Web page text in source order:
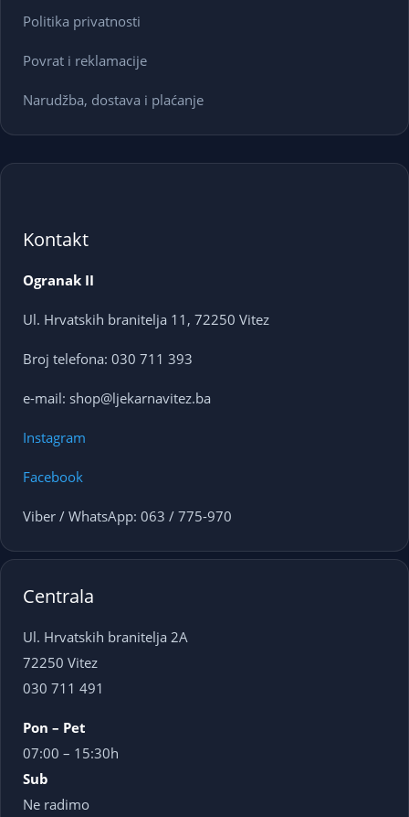
Politika privatnosti
Povrat i reklamacije
Narudžba, dostava i plaćanje
Kontakt
Ogranak II
Ul. Hrvatskih branitelja 11, 72250 Vitez
Broj telefona: 030 711 393
e-mail: shop@ljekarnavitez.ba
Instagram
Facebook
Viber / WhatsApp: 063 / 775-970
Centrala
Ul. Hrvatskih branitelja 2A
72250 Vitez
030 711 491
Pon – Pet
07:00 – 15:30h
Sub
Ne radimo